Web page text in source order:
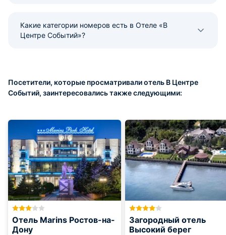
Какие категории номеров есть в Отеле «В
Центре Событий»?
Посетители, которые просматривали отель В Центре
Событий, заинтересовались также следующими:
Отель Marins Ростов-на-
Дону
Загородный отель
Высокий берег